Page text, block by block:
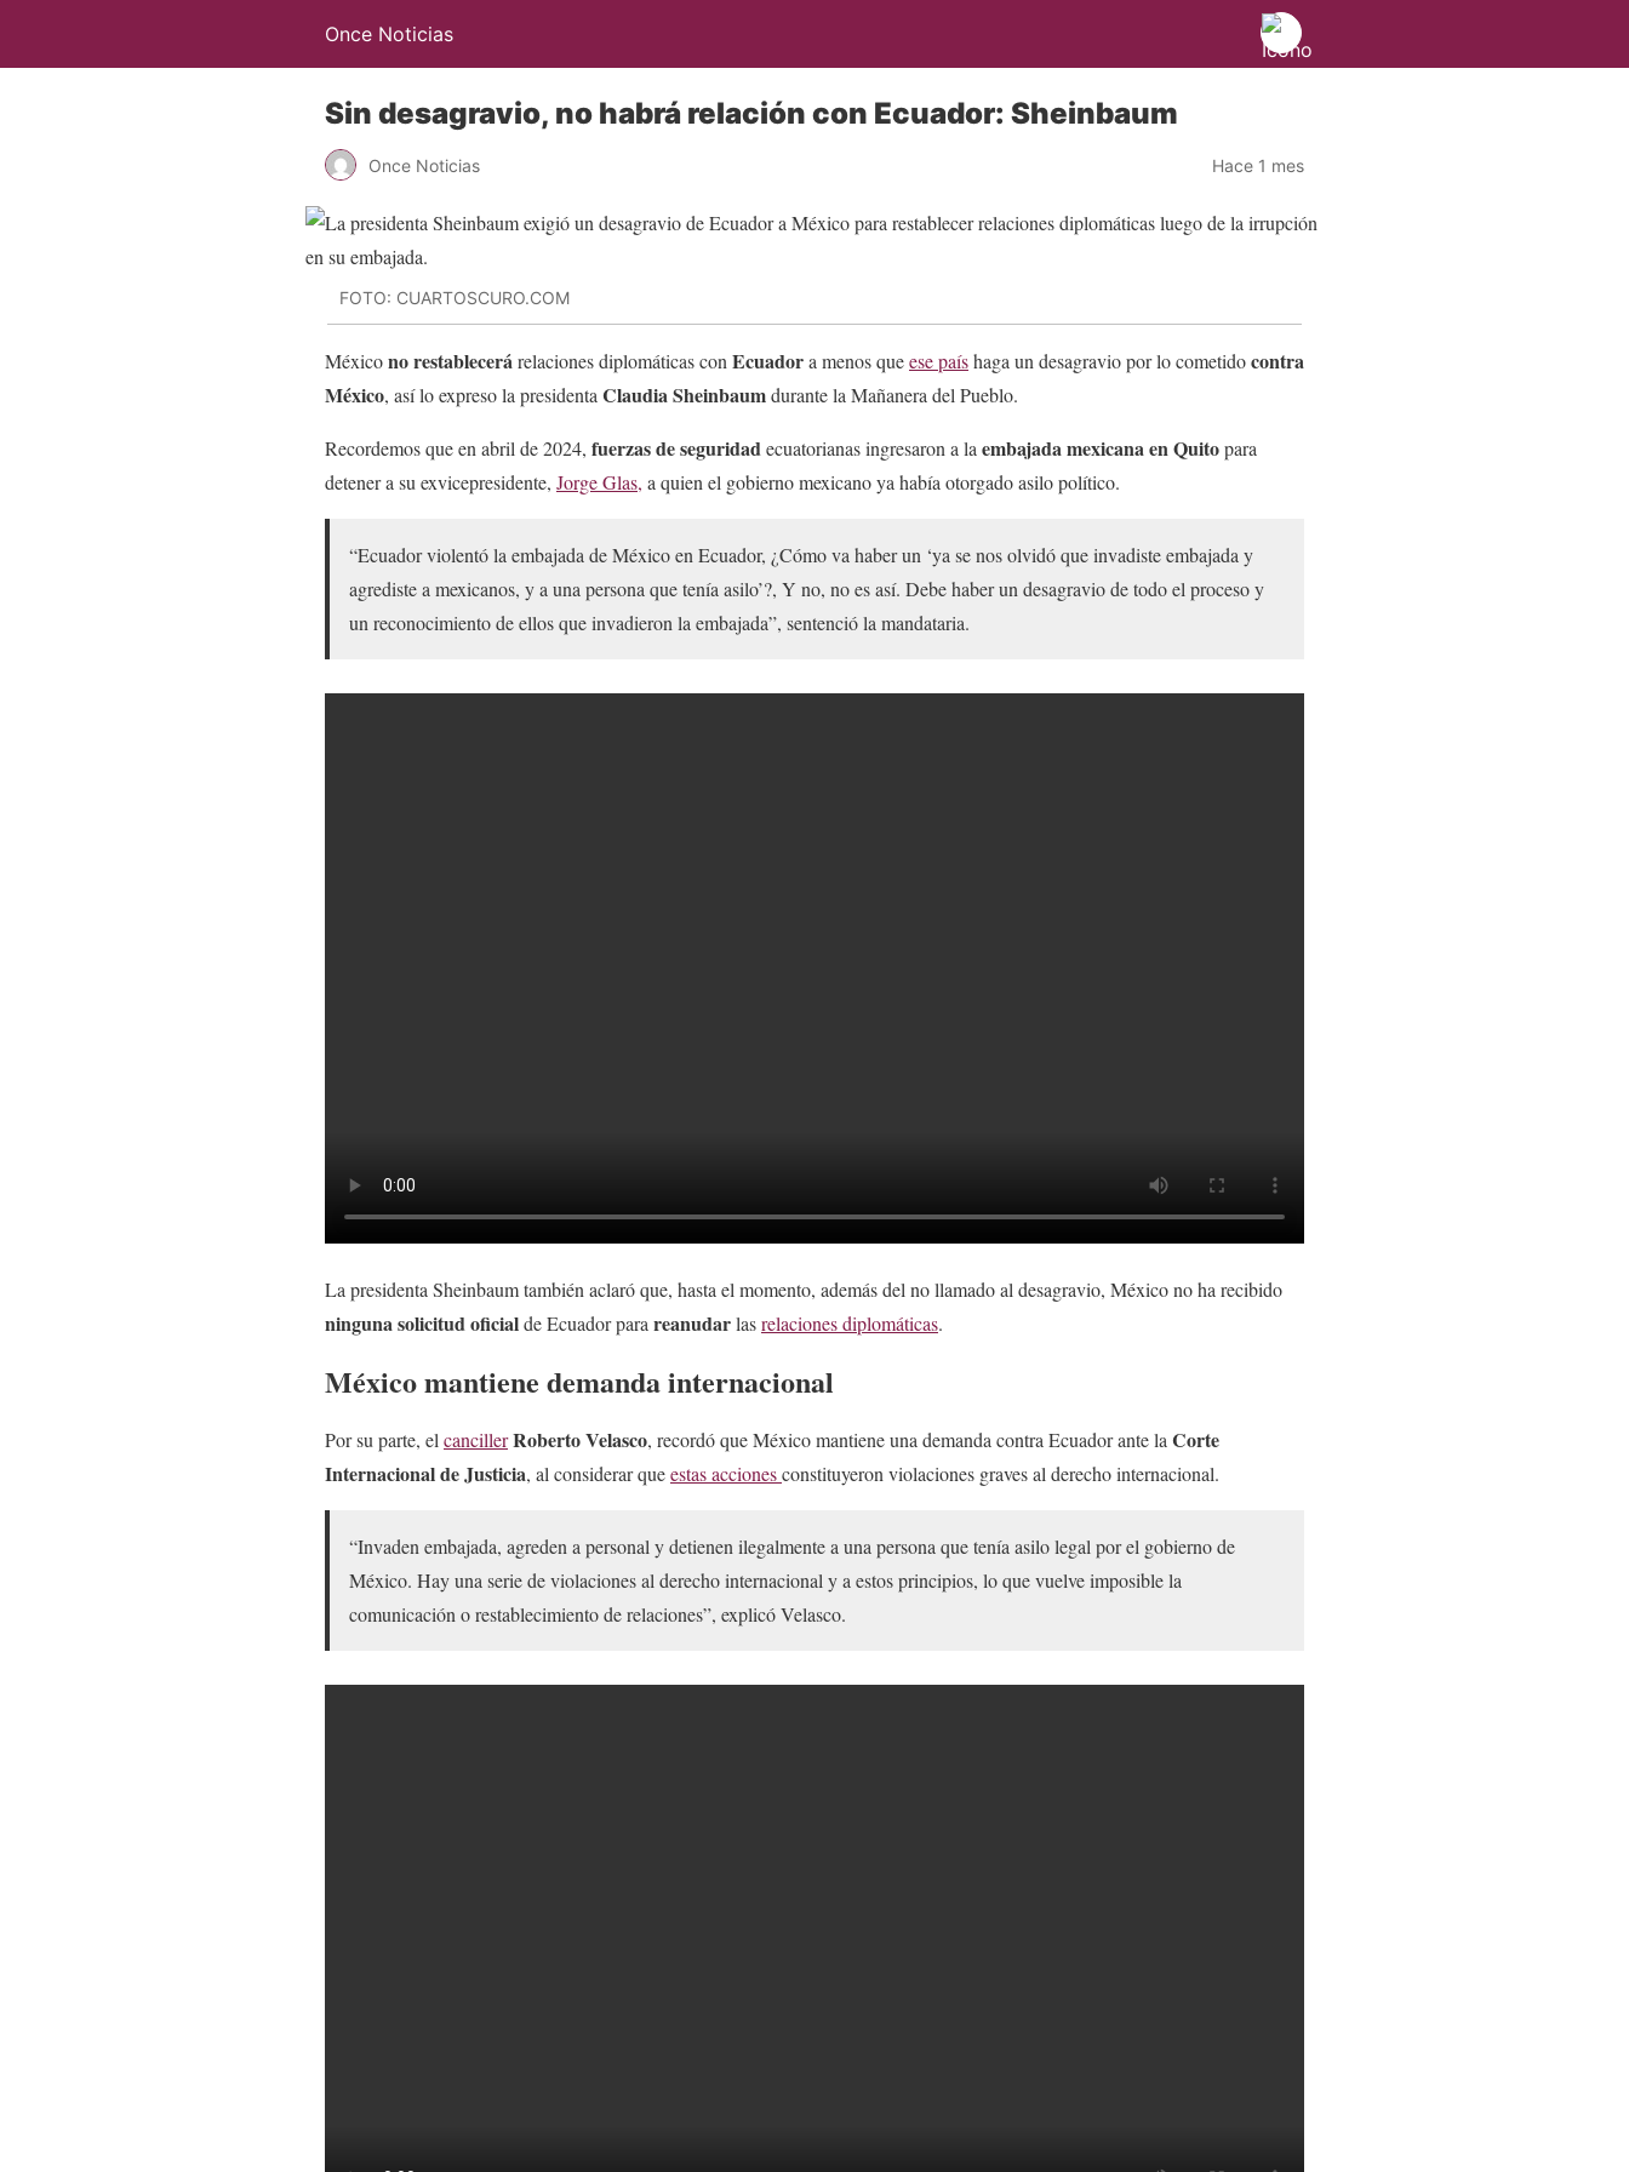
Once Noticias
Sin desagravio, no habrá relación con Ecuador: Sheinbaum
Once Noticias Hace 1 mes
FOTO: CUARTOSCURO.COM
Méxicono restablecerárelaciones diplomáticas con Ecuadora menos queese paíshaga un desagravio por lo cometidocontra
México, así lo expreso la presidenta Claudia Sheinbaumdurante la Mañanera del Pueblo.
Recordemos que en abril de 2024, fuerzas de seguridadecuatorianas ingresaron a la embajada mexicana en Quitopara
detener a su exvicepresidente, Jorge Glas, a quien el gobierno mexicano ya había otorgado asilo político.
“Ecuador violentó la embajada de México en Ecuador, ¿Cómo va haber un ‘ya se nos olvidó que invadiste embajada y
agrediste a mexicanos, y a una persona que tenía asilo’?, Y no, no es así. Debe haber un desagravio de todo el proceso y
un reconocimiento de ellos que invadieron la embajada”, sentenció la mandataria.
La presidenta Sheinbaum también aclaró que, hasta el momento, además del no llamado al desagravio, México no ha recibido
ninguna solicitud oficialde Ecuador parareanudarlasrelaciones diplomáticas.
México mantiene demanda internacional
Por su parte, el cancillerRoberto Velasco, recordó que México mantiene una demanda contra Ecuador ante la Corte
Internacional de Justicia, al considerar queestas accionesconstituyeron violaciones graves al derecho internacional.
“Invaden embajada, agreden a personal y detienen ilegalmente a una persona que tenía asilo legal por el gobierno de
México. Hay una serie de violaciones al derecho internacional y a estos principios, lo que vuelve imposible la
comunicación o restablecimiento de relaciones”, explicó Velasco.